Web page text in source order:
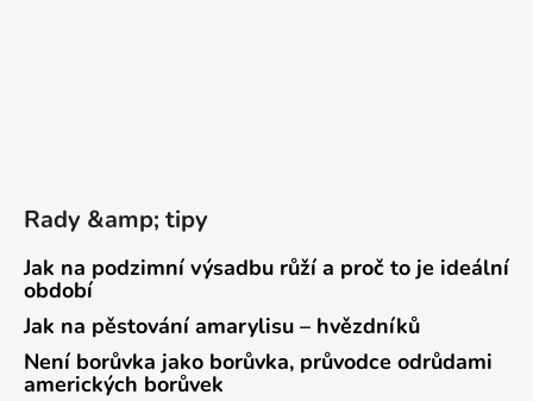
Rady &amp; tipy
Jak na podzimní výsadbu růží a proč to je ideální
období
Jak na pěstování amarylisu – hvězdníků
Není borůvka jako borůvka, průvodce odrůdami
amerických borůvek